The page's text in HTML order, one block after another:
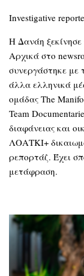
Investigative
Η Δανάη
Αρχικά στο
συνεργάστηκε με
άλλα ελληνικά
ομάδας The
Team
διαφάνειας και
ΛΟΑΤΚΙ+
ρεπορτάζ. Έχει
μετάφραση.